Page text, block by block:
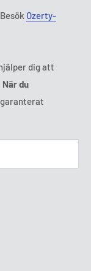
Ozerty-
dig att
När du